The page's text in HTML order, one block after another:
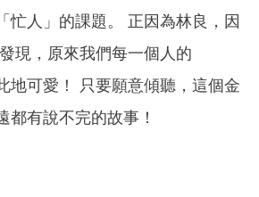
忙人」的課題。 正因為林良，因
現，原來我們每一個人的
地可愛！ 只要願意傾聽，這個金
都有說不完的故事！